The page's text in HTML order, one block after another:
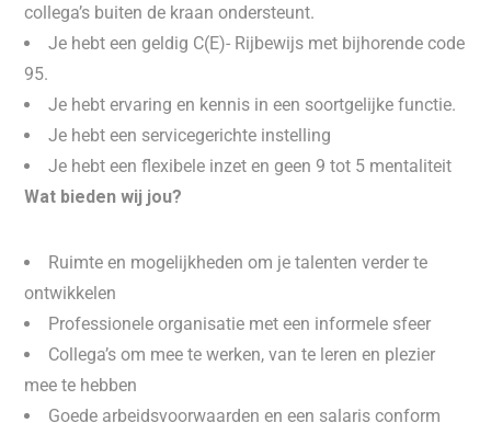
collega’s buiten de kraan ondersteunt.
Je hebt een geldig C(E)- Rijbewijs met bijhorende code
95.
Je hebt ervaring en kennis in een soortgelijke functie.
Je hebt een servicegerichte instelling
Je hebt een flexibele inzet en geen 9 tot 5 mentaliteit
Wat bieden wij jou?
Ruimte en mogelijkheden om je talenten verder te
ontwikkelen
Professionele organisatie met een informele sfeer
Collega’s om mee te werken, van te leren en plezier
mee te hebben
Goede arbeidsvoorwaarden en een salaris conform